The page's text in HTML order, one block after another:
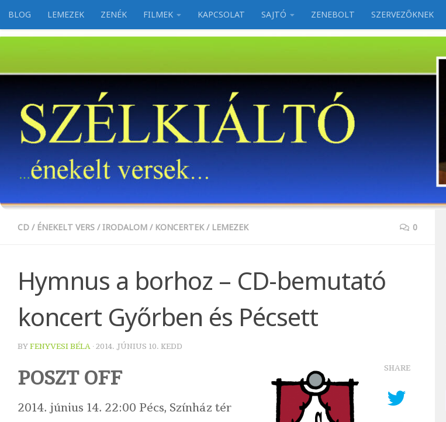
Skip to content
BLOG LEMEZEK ZENÉK FILMEK KAPCSOLAT SAJTÓ ZENEBOLT SZERVEZŐKNEK
CD / ÉNEKELT VERS / IRODALOM / KONCERTEK / LEMEZEK 0
Hymnus a borhoz – CD-bemutató
koncert Győrben és Pécsett
BYFENYVESI BÉLA · 2014. JÚNIUS 10. KEDD
POSZT OFF
2014. június 14. 22:00 Pécs, Színház tér
SHARE